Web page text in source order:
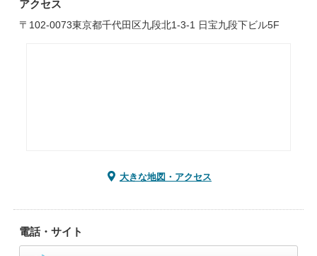
アクセス
〒102-0073東京都千代田区九段北1-3-1 日宝九段下ビル5F
大きな地図・アクセス
電話・サイト